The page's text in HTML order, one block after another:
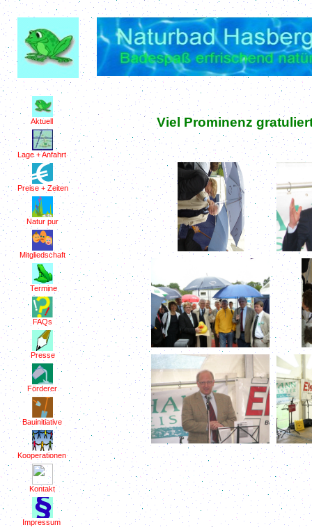
Aktuell
Lage + Anfahrt
Preise + Zeiten
Natur pur
Mitgliedschaft
Termine
FAQs
Presse
Förderer
Bauinitiative
Kooperationen
Kontakt
Impressum
Viel Prominenz